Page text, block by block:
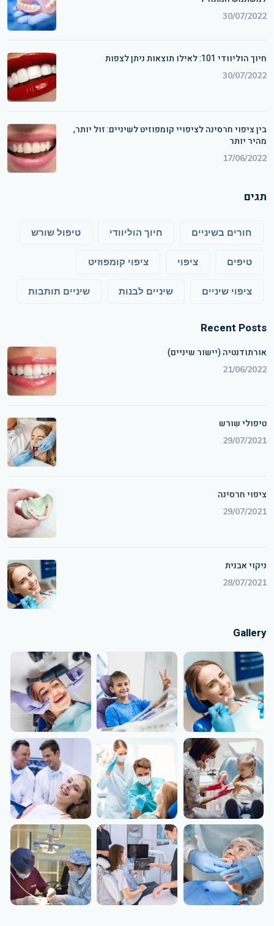
30/07/2022
חיוך הוליוודי 101: לאילו תוצאות ניתן לצפות
30/07/2022
בין ציפוי חרסינה לציפויי קומפוזיט לשיניים: זול יותר,
מהיר יותר
17/06/2022
תגים
חורים בשיניים חיוך הוליוודי טיפול שורש
טיפים ציפוי ציפוי קומפוזיט
ציפוי שיניים שיניים לבנות שיניים תותבות
Recent Posts
אורתודנטיה (יישור שיניים)
21/06/2022
טיפולי שורש
29/07/2021
ציפוי חרסינה
29/07/2021
ניקוי אבנית
28/07/2021
Gallery